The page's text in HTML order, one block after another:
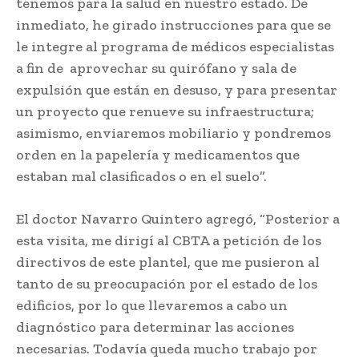
inmediato, he girado instrucciones para que se
le integre al programa de médicos especialistas
a fin de aprovechar su quirófano y sala de
expulsión que están en desuso, y para presentar
un proyecto que renueve su infraestructura;
asimismo, enviaremos mobiliario y pondremos
orden en la papelería y medicamentos que
estaban mal clasificados o en el suelo”.
El doctor Navarro Quintero agregó, “Posterior a
esta visita, me dirigí al CBTA a petición de los
directivos de este plantel, que me pusieron al
tanto de su preocupación por el estado de los
edificios, por lo que llevaremos a cabo un
diagnóstico para determinar las acciones
necesarias. Todavía queda mucho trabajo por